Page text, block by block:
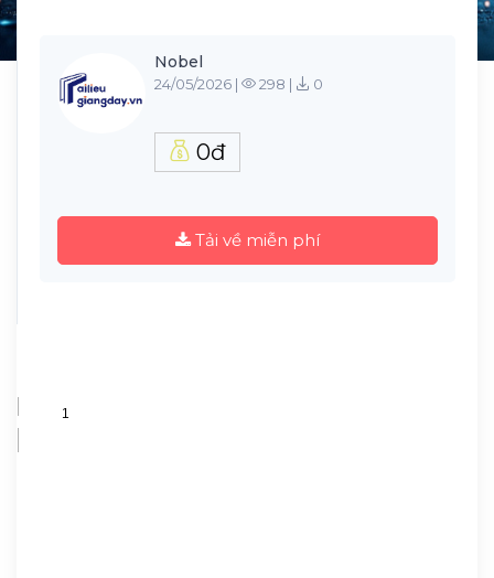
Nobel
24/05/2026 | 298 | 0
0đ
Tải về miễn phí